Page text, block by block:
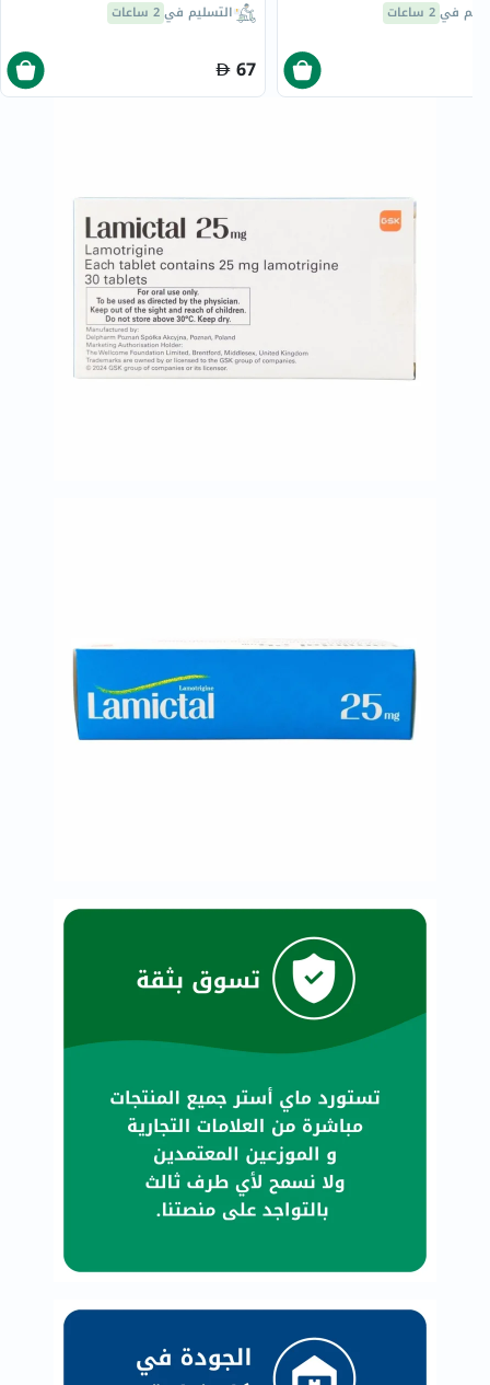
التسليم في 2 ساعات
67
في2 ساعات